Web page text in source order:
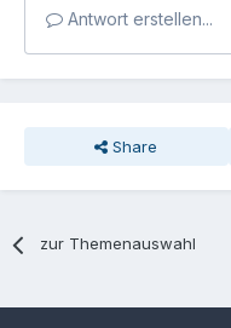
Antwort erstellen...
Share
zur Themenauswahl